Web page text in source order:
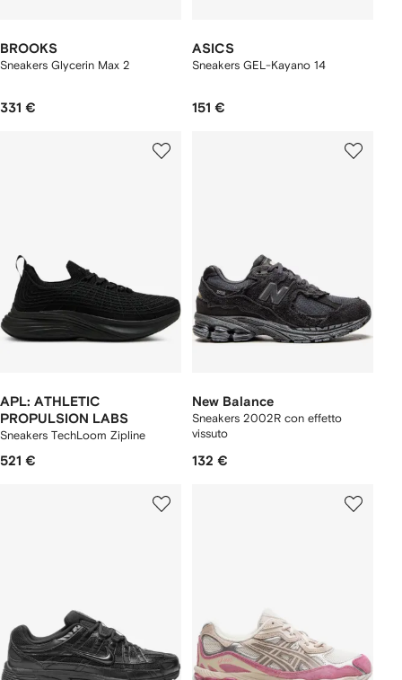
BROOKS
Sneakers Glycerin Max 2
331 €
ASICS
Sneakers GEL-Kayano 14
151 €
APL: ATHLETIC
PROPULSION LABS
Sneakers TechLoom Zipline
521 €
New Balance
Sneakers 2002R con effetto
vissuto
132 €